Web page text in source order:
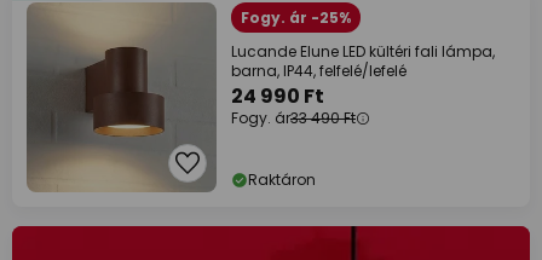
Fogy. ár -25%
Lucande Elune LED kültéri fali lámpa,
barna, IP44, felfelé/lefelé
24 990 Ft
Fogy. ár33 490 Ft
Raktáron